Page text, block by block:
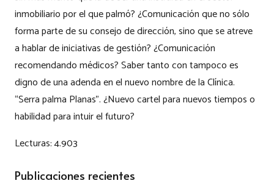
inmobiliario por el que palmó? ¿Comunicación que no sólo
forma parte de su consejo de dirección, sino que se atreve
a hablar de iniciativas de gestión? ¿Comunicación
recomendando médicos? Saber tanto con tampoco es
digno de una adenda en el nuevo nombre de la Clínica.
“Serra palma Planas”. ¿Nuevo cartel para nuevos tiempos o
habilidad para intuir el futuro?
Lecturas:4.903
Publicaciones recientes